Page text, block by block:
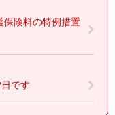
保険料の特例措置
です